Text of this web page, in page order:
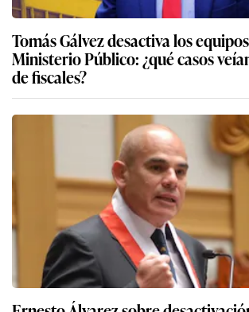
Tomás Gálvez desactiva los equipos
Ministerio Público: ¿qué casos
de fiscales?